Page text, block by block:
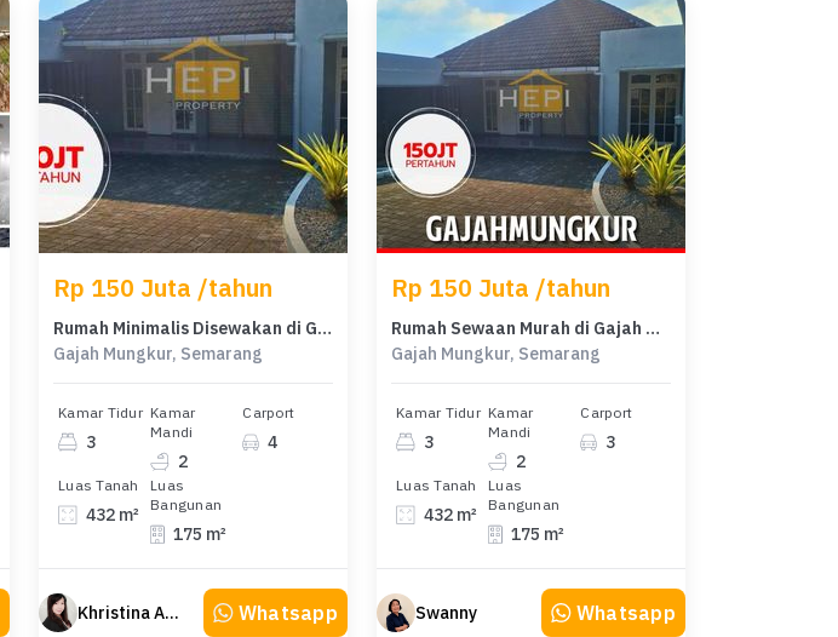
Rp 150 Juta /tahun
Rumah Minimalis Disewakan di Gajah Mungkur, Semarang, Harga Ekonomis
Gajah Mungkur, Semarang
Kamar Tidur
3
Kamar
Mandi
2
Carport
4
Luas Tanah
432 m²
Luas
Bangunan
175 m²
Khristina Atmodjo Whatsapp
Rp 150 Juta /tahun
Rumah Sewaan Murah di Gajah Mungkur, Semarang, 3 KT, Harga 150 Juta /tahun
Gajah Mungkur, Semarang
Kamar Tidur
3
Kamar
Mandi
2
Carport
3
Luas Tanah
432 m²
Luas
Bangunan
175 m²
Swanny Whatsapp